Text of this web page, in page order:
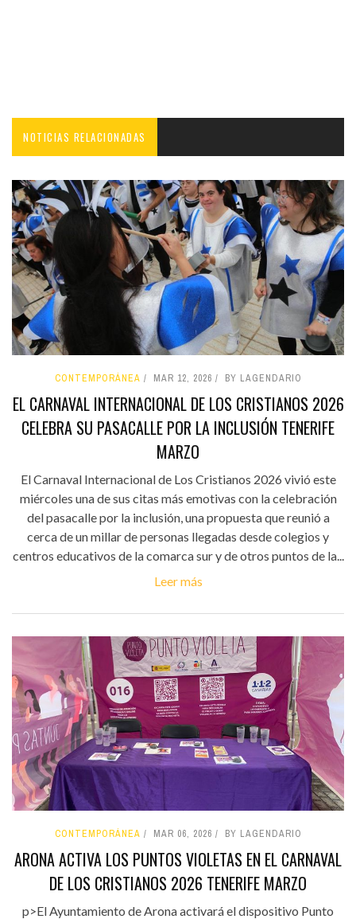
NOTICIAS RELACIONADAS
CONTEMPORÁNEA MAR 12, 2026 BY LAGENDARIO
EL CARNAVAL INTERNACIONAL DE LOS CRISTIANOS 2026
CELEBRA SU PASACALLE POR LA INCLUSIÓN TENERIFE
MARZO
El Carnaval Internacional de Los Cristianos 2026 vivió este
miércoles una de sus citas más emotivas con la celebración
del pasacalle por la inclusión, una propuesta que reunió a
cerca de un millar de personas llegadas desde colegios y
centros educativos de la comarca sur y de otros puntos de la...
Leer más
CONTEMPORÁNEA MAR 06, 2026 BY LAGENDARIO
ARONA ACTIVA LOS PUNTOS VIOLETAS EN EL CARNAVAL
DE LOS CRISTIANOS 2026 TENERIFE MARZO
p>El Ayuntamiento de Arona activará el dispositivo Punto